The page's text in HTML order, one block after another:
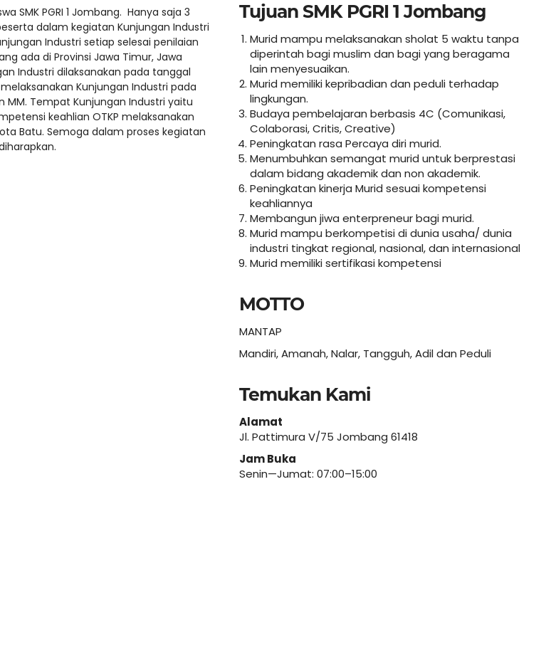
SMK PGRI 1 Jombang. Hanya saja 3
dalam kegiatan Kunjungan Industri
Industri setiap selesai penilaian
ada di Provinsi Jawa Timur, Jawa
Industri dilaksanakan pada tanggal
Kunjungan Industri pada
MM. Tempat Kunjungan Industri yaitu
keahlian OTKP melaksanakan
Batu. Semoga dalam proses kegiatan
Tujuan SMK PGRI 1 Jombang
Murid mampu melaksanakan sholat 5 waktu tanpa
diperintah bagi muslim dan bagi yang beragama
lain menyesuaikan.
Murid memiliki kepribadian dan peduli terhadap
lingkungan.
Budaya pembelajaran berbasis 4C (Comunikasi,
Colaborasi, Critis, Creative)
Peningkatan rasa Percaya diri murid.
Menumbuhkan semangat murid untuk berprestasi
dalam bidang akademik dan non akademik.
Peningkatan kinerja Murid sesuai kompetensi
keahliannya
Membangun jiwa enterpreneur bagi murid.
Murid mampu berkompetisi di dunia usaha/ dunia
industri tingkat regional, nasional, dan internasional
Murid memiliki sertifikasi kompetensi
MOTTO
MANTAP
Mandiri, Amanah, Nalar, Tangguh, Adil dan Peduli
Temukan Kami
Alamat
Jl. Pattimura V/75 Jombang 61418
Jam Buka
Senin—Jumat: 07:00–15:00